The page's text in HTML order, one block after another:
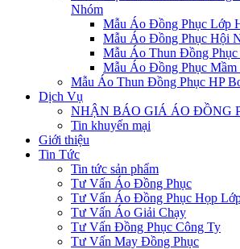
Nhóm
Mẫu Áo Đồng Phục Lớp
Mẫu Áo Đồng Phục Hội
Mẫu Áo Thun Đồng
Mẫu Áo Đồng Phục Mầm
Mẫu Áo Thun Đồng Phục HP
Dịch Vụ
NHẬN BÁO GIÁ ÁO ĐỒNG
Tin khuyến mại
Giới thiệu
Tin Tức
Tin tức sản phẩm
Tư Vấn Áo Đồng Phục
Tư Vấn Áo Đồng Phục Họp
Tư Vấn Áo Giải Chạy
Tư Vấn Đồng Phục Công Ty
Tư Vấn May Đồng Phục